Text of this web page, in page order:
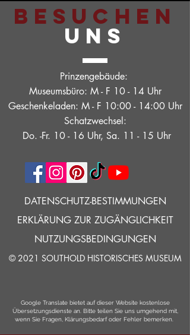
BESUCHEN
UNS
Prinzengebäude:
Museumsbüro: M - F 10 - 14 Uhr
Geschenkeladen: M - F 10:00 - 14:00 Uhr
Schatzwechsel:
Do. -Fr. 10 - 16 Uhr, Sa. 11 - 15 Uhr
DATENSCHUTZ-BESTIMMUNGEN
ERKLÄRUNG ZUR ZUGÄNGLICHKEIT
NUTZUNGSBEDINGUNGEN
© 2021 SOUTHOLD HISTORISCHES MUSEUM
Google Translate bietet auf dieser Website kostenlose
Übersetzungsdienste an. Bitte teilen Sie uns umgehend mit,
wenn Sie Fragen, Klärungsbedarf oder Fehler bemerken.